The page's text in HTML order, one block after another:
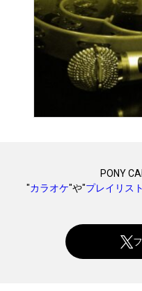
PONY
"カラオケ"や"プレイリスト